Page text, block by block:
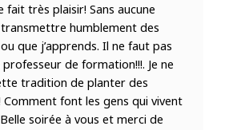
fait très plaisir! Sans aucune
humblement des
que j’apprends. Il ne faut pas
de formation!!!. Je ne
tradition de planter des
font les gens qui vivent
soirée à vous et merci de